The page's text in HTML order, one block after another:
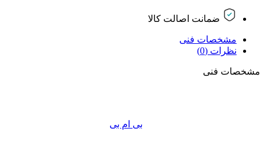
ضمانت اصالت کالا
مشخصات فنی
نظرات (0)
مشخصات فنی
بی ام بی